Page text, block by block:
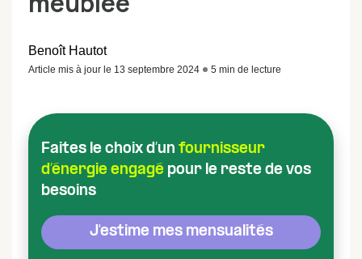
Benoît Hautot
Article mis à jour le 13 septembre 2024 5 min de lecture
Faites le choix d’un fournisseur
d’énergie engagé pour le reste de vos
besoins
J'estime mes mensualités